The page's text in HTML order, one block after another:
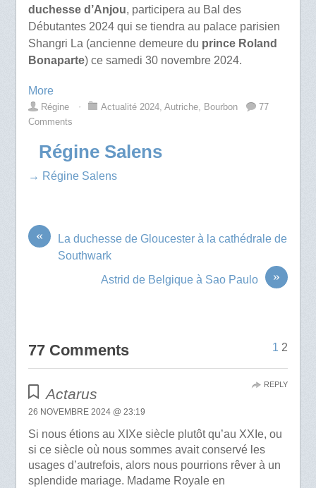
duchesse d’Anjou, participera au Bal des
Débutantes 2024 qui se tiendra au palace parisien
Shangri La (ancienne demeure du prince Roland
Bonaparte) ce samedi 30 novembre 2024.
More
Régine ⋅ Actualité 2024, Autriche, Bourbon
77
Comments
Régine Salens
→ Régine Salens
«
La duchesse de Gloucester à la cathédrale de
Southwark
»
Astrid de Belgique à Sao Paulo
77 Comments 1 2
Actarus
26 NOVEMBRE 2024 @ 23:19
Si nous étions au XIXe siècle plutôt qu’au XXIe, ou
si ce siècle où nous sommes avait conservé les
usages d’autrefois, alors nous pourrions rêver à un
splendide mariage. Madame Royale en
REPLY